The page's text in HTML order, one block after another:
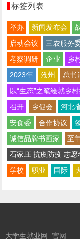
标签列表
举办 新闻发布会
启动会议
三农服务
考察调研
企业 乡
2023年
沧州 总书
以“生态”之笔绘就乡
召开
乡促会 河北
安食委
合作协议
诚信品牌书画家
至
石家庄 抗疫防疫 志愿
学校
职业 国际
大学生就业网_官网